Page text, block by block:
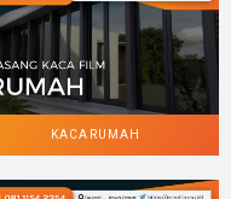
KACA RUMAH